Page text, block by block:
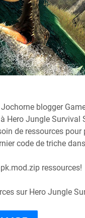
blogger
Hero Jungle Survival
de ressources pour
code de triche
ressources!
sur Hero Jungle